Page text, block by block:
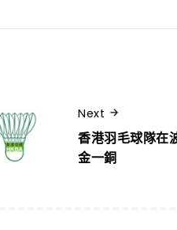
Next
香港羽毛球隊在
金一銅